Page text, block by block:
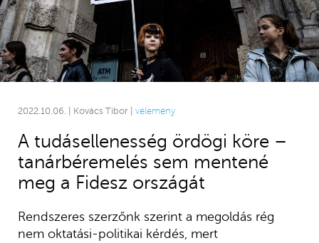
2022.10.06. | Kovács Tibor | vélemény
A tudásellenesség ördögi köre –
tanárbéremelés sem mentené
meg a Fidesz országát
Rendszeres szerzőnk szerint a megoldás rég
nem oktatási-politikai kérdés, mert